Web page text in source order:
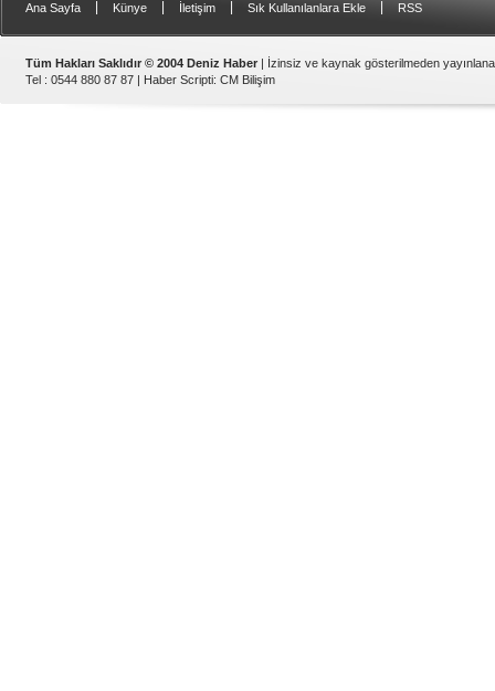
Ana Sayfa Künye İletişim Sık Kullanılanlara Ekle RSS
Tüm Hakları Saklıdır © 2004 Deniz Haber | İzinsiz ve kaynak gösterilmeden
Tel : 0544 880 87 87 | Haber Scripti: CM Bilişim